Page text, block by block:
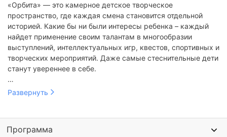
«Орбита» — это камерное детское творческое
пространство, где каждая смена становится отдельной
историей. Какие бы ни были интересы ребенка – каждый
найдет применение своим талантам в многообразии
выступлений, интеллектуальных игр, квестов, спортивных и
творческих мероприятий. Даже самые стеснительные дети
станут увереннее в себе.
Каждая смена начинается с самого важного — знакомства.
быстро почувствовать себя «своим» и найти друзей.
Развернуть
Программа